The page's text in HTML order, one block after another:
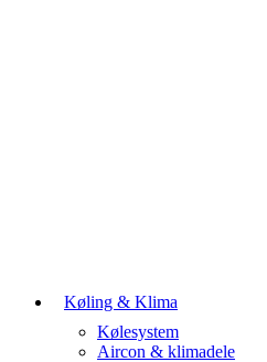
Køling & Klima
Kølesystem
Aircon & klimadele